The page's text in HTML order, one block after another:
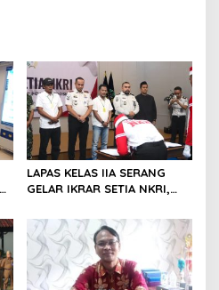
LAPAS KELAS IIA SERANG
GELAR IKRAR SETIA NKRI,
KASUS TERORISME